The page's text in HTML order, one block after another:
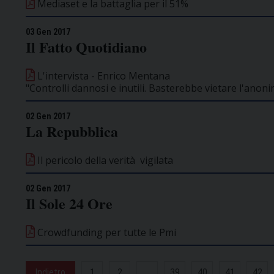
Mediaset e la battaglia per il 51%
03 Gen 2017
Il Fatto Quotidiano
L'intervista - Enrico Mentana
"Controlli dannosi e inutili. Basterebbe vietare
02 Gen 2017
La Repubblica
Il pericolo della verità vigilata
02 Gen 2017
Il Sole 24 Ore
Crowdfunding per tutte le Pmi
Indietro 1 2 39 40 41 42